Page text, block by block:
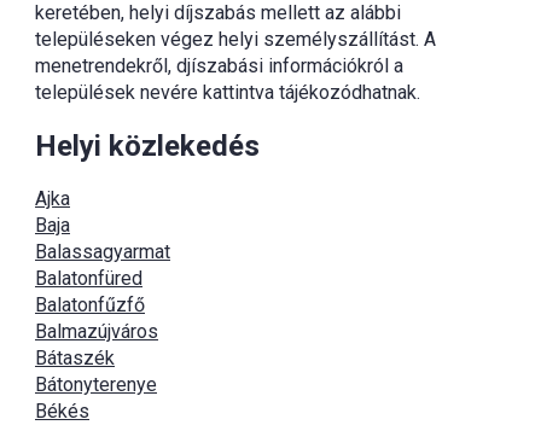
keretében, helyi díjszabás mellett az alábbi
településeken végez helyi személyszállítást. A
menetrendekről, djíszabási információkról a
települések nevére kattintva tájékozódhatnak.
Helyi közlekedés
Ajka
Baja
Balassagyarmat
Balatonfüred
Balatonfűzfő
Balmazújváros
Bátaszék
Bátonyterenye
Békés